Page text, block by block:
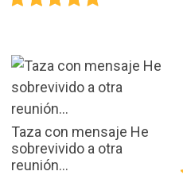
Taza con mensaje He
sobrevivido a otra
reunión...